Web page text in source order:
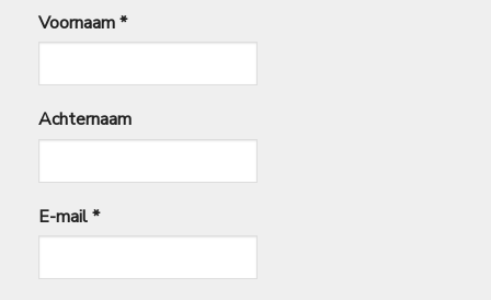
Voornaam*
Achternaam
E-mail*